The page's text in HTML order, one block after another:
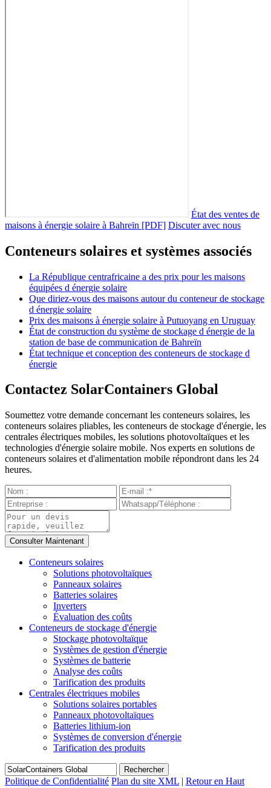
État des ventes de
maisons à énergie solaire à Bahreïn [PDF] Discuter avec nous
Conteneurs solaires et systèmes associés
La République centrafricaine a des prix pour les maisons
équipées d énergie solaire
Que diriez-vous des maisons autour du conteneur de stockage
d énergie solaire
Prix des maisons à énergie solaire à Putuoyang en Uruguay
État de construction du système de stockage d énergie de la
station de base de communication de Bahreïn
État technique et conception des conteneurs de stockage d
énergie
Contactez SolarContainers Global
Soumettez votre demande concernant les conteneurs solaires, les
conteneurs solaires pliables, les conteneurs de stockage d'énergie, les
centrales électriques mobiles, les solutions photovoltaïques et les
technologies d'énergie solaire mobile. Nos experts en solutions de
conteneurs solaires et d'alimentation mobile répondront dans les 24
heures.
Conteneurs solaires
Solutions photovoltaïques
Panneaux solaires
Batteries solaires
Inverters
Évaluation des coûts
Conteneurs de stockage d'énergie
Stockage photovoltaïque
Systèmes de gestion d'énergie
Systèmes de batterie
Analyse des coûts
Tarification des produits
Centrales électriques mobiles
Solutions solaires portables
Panneaux photovoltaïques
Batteries lithium-ion
Systèmes de conversion d'énergie
Tarification des produits
Rechercher
Politique de Confidentialité Plan du site XML | Retour en Haut